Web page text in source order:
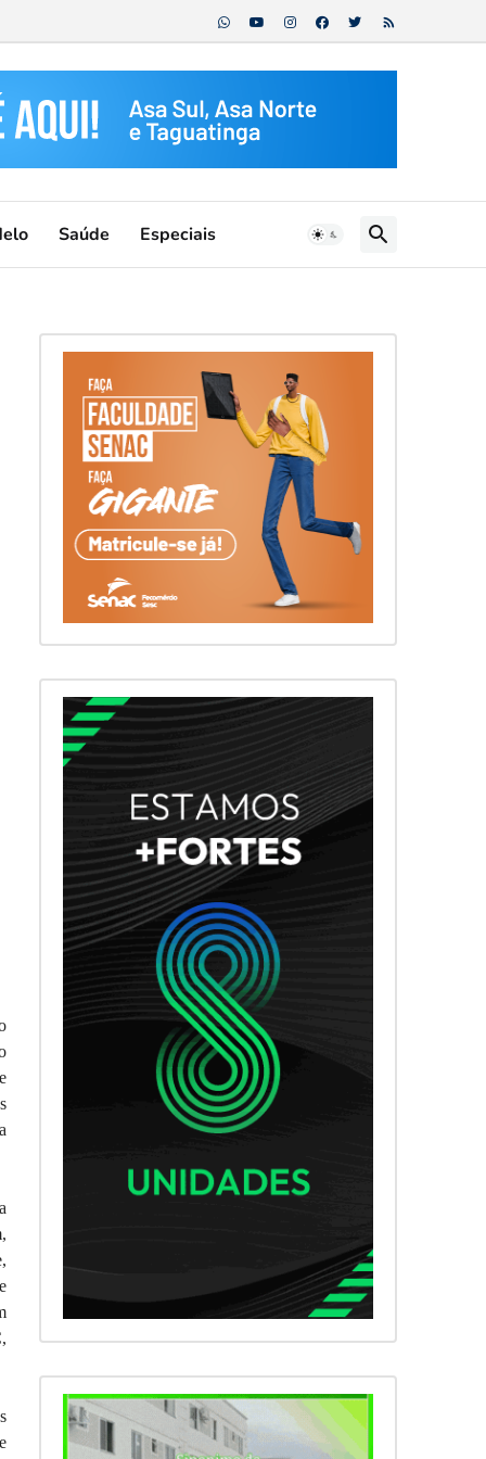
Saúde Especiais